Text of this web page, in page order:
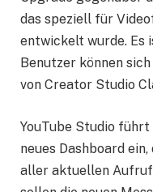
das speziell für
entwickelt wurde. Es
Benutzer können
von Creator Studio
YouTube Studio
neues Dashboard
aller aktuellen